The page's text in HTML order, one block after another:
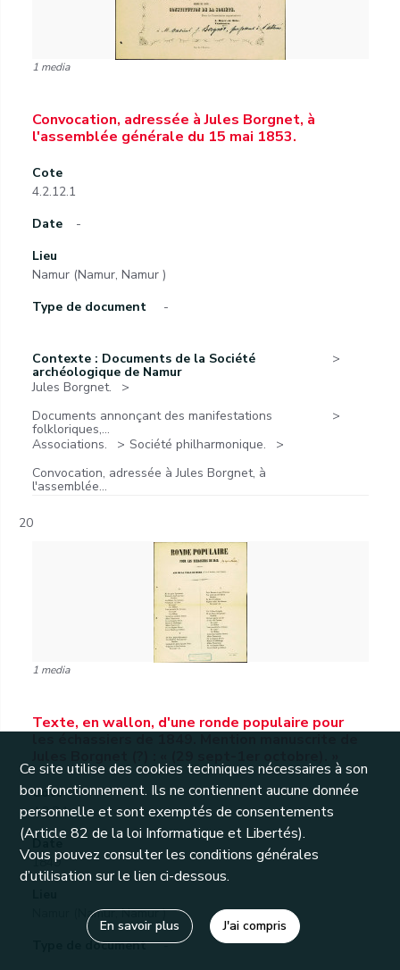
1 media
Convocation, adressée à Jules Borgnet, à
l'assemblée générale du 15 mai 1853.
Cote
4.2.12.1
Date
-
Lieu
Namur (Namur, Namur )
Type de document
-
Contexte : Documents de la Société
archéologique de Namur
Jules Borgnet.
Documents annonçant des manifestations
folkloriques,...
Associations.
Société philharmonique.
Convocation, adressée à Jules Borgnet, à
l'assemblée...
20
1 media
Texte, en wallon, d'une ronde populaire pour
Cote
4.2.8.1
Date
1849
Namur (Namur, Namur )
Type de document
-
Ce site utilise des cookies techniques nécessaires à son
bon fonctionnement. Ils ne contiennent aucune donnée
personnelle et sont exemptés de consentements
(Article 82 de la loi Informatique et Libertés).
Vous pouvez consulter les conditions générales
d’utilisation sur le lien ci-dessous.
En savoir plus J'ai compris